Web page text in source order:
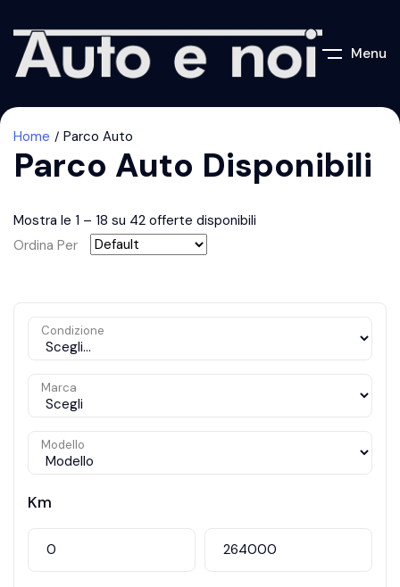
Menu
Home Parco Auto
Parco Auto Disponibili
Mostra le 1 – 18 su 42 offerte disponibili
Ordina Per
Condizione
Marca
Modello
Km